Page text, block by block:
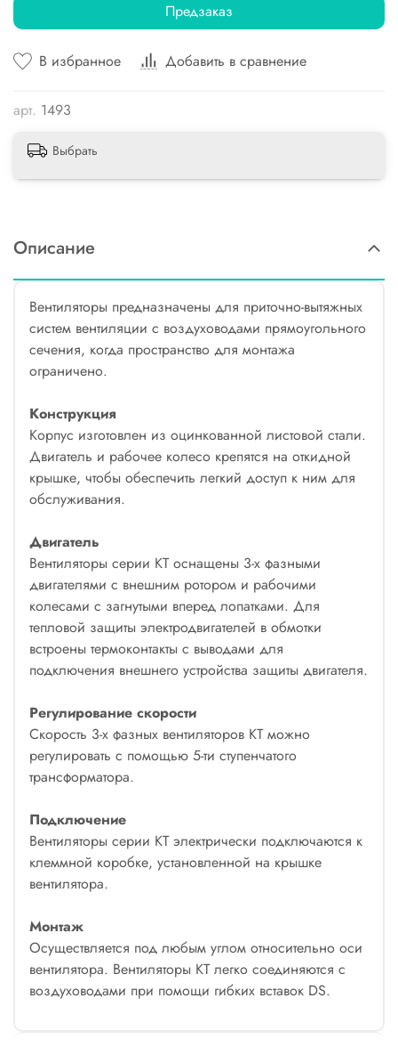
В избранное Добавить в сравнение
арт. 1493
Предзаказ
Выбрать
Описание
Вентиляторы предназначены для приточно-вытяжных
систем вентиляции с воздуховодами прямоугольного
сечения, когда пространство для монтажа
ограничено.
Конструкция
Корпус изготовлен из оцинкованной листовой стали.
Двигатель и рабочее колесо крепятся на откидной
крышке, чтобы обеспечить легкий доступ к ним для
обслуживания.
Двигатель
Вентиляторы серии KT оснащены 3-х фазными
двигателями с внешним ротором и рабочими
колесами с загнутыми вперед лопатками. Для
тепловой защиты электродвигателей в обмотки
встроены термоконтакты с выводами для
подключения внешнего устройства защиты двигателя.
Регулирование скорости
Скорость 3-х фазных вентиляторов KT можно
регулировать с помощью 5-ти ступенчатого
трансформатора.
Подключение
Вентиляторы серии KT электрически подключаются к
клеммной коробке, установленной на крышке
вентилятора.
Монтаж
Осуществляется под любым углом относительно оси
вентилятора. Вентиляторы KT легко соединяются с
воздуховодами при помощи гибких вставок DS.